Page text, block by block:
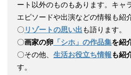
ート以外のものもあります。キャ
エピソードや出演などの情報も紹
〇リゾートの思い出も語ります。
〇画家の卵 「シホ」の作品集を紹
〇その他、 生活お役立ち情報も紹
す。